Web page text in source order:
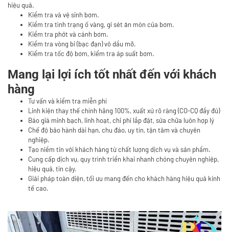
hiệu quả.
Kiểm tra và vệ sinh bơm.
Kiểm tra tình trạng ố vàng, gỉ sét ăn mòn của bơm.
Kiểm tra phớt và cánh bơm.
Kiểm tra vòng bi (bạc đạn) vô dầu mỡ.
Kiểm tra tốc độ bơm, kiểm tra áp suất bơm.
Mang lại lợi ích tốt nhất đến với khách
hàng
Tư vấn và kiểm tra miễn phí
Linh kiện thay thế chính hãng 100%, xuất xứ rõ ràng (CO-CQ đầy đủ)
Báo giá minh bạch, linh hoạt, chi phí lắp đặt, sửa chữa luôn hợp lý
Chế độ bảo hành dài hạn, chu đáo, uy tín, tận tâm và chuyên
nghiệp.
Tạo niềm tin với khách hàng từ chất lượng dịch vụ và sản phẩm.
Cung cấp dịch vụ, quy trình triển khai nhanh chóng chuyên nghiệp,
hiệu quả, tin cậy.
Giải pháp toàn diện, tối ưu mang đến cho khách hàng hiệu quả kinh
tế cao.